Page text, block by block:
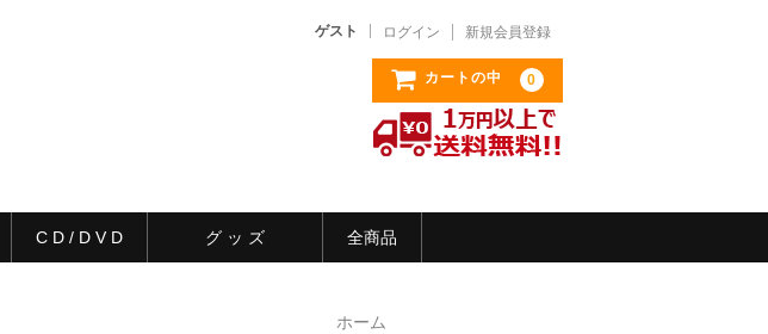
ゲスト ログイン 新規会員登録
カートの中 0
C D / D V D グ ッ ズ 全商品
ホーム